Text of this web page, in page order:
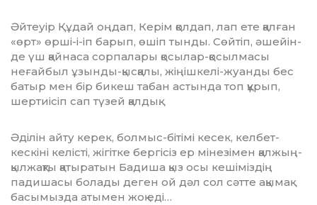
Әйтеуір Құдай оңдап, Керім қол­дап, лап ете қалған
«өрт» өрші-і-іп барып, өшіп тынды. Сөйтіп, әшейін­
де үш қайнаса сорпалары қосылар-қосылмасы
неғайбыл ұзынды-қыс­қалы, жіңішкелі-жуанды бес
батыр мен бір бикеш табан астында топ құрып,
шертиісіп сап түзей қалдық.
Әділін айту керек, болмыс-бітімі кесек, келбет-
кескіні келісті, жігітке бергісіз ер мінезімен қалжың-
қыл­жақты қатыратын Бадиша қыз осы кешіміздің
падишасы болады деген ой дәл сол сәтте ақымақ
басымызда атымен жоқ еді…